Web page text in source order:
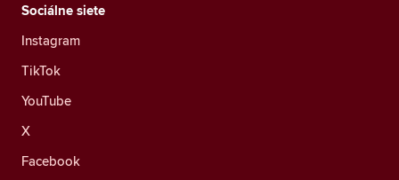
Sociálne siete
Instagram
TikTok
YouTube
X
Facebook